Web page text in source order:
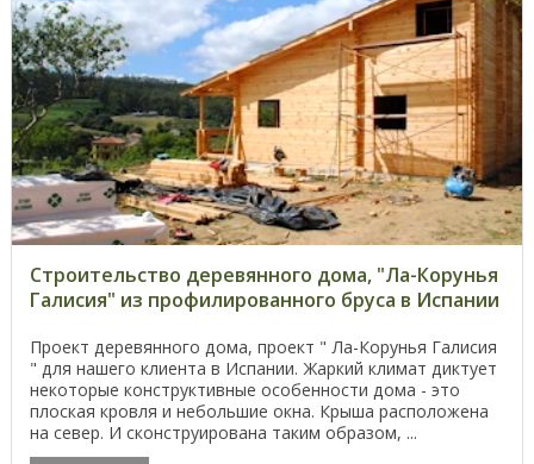
Строительство деревянного дома, "Ла-Корунья
Галисия" из профилированного бруса в Испании
Проект деревянного дома, проект " Ла-Корунья Галисия
" для нашего клиента в Испании. Жаркий климат диктует
некоторые конструктивные особенности дома - это
плоская кровля и небольшие окна. Крыша расположена
на север. И сконструирована таким образом, ...